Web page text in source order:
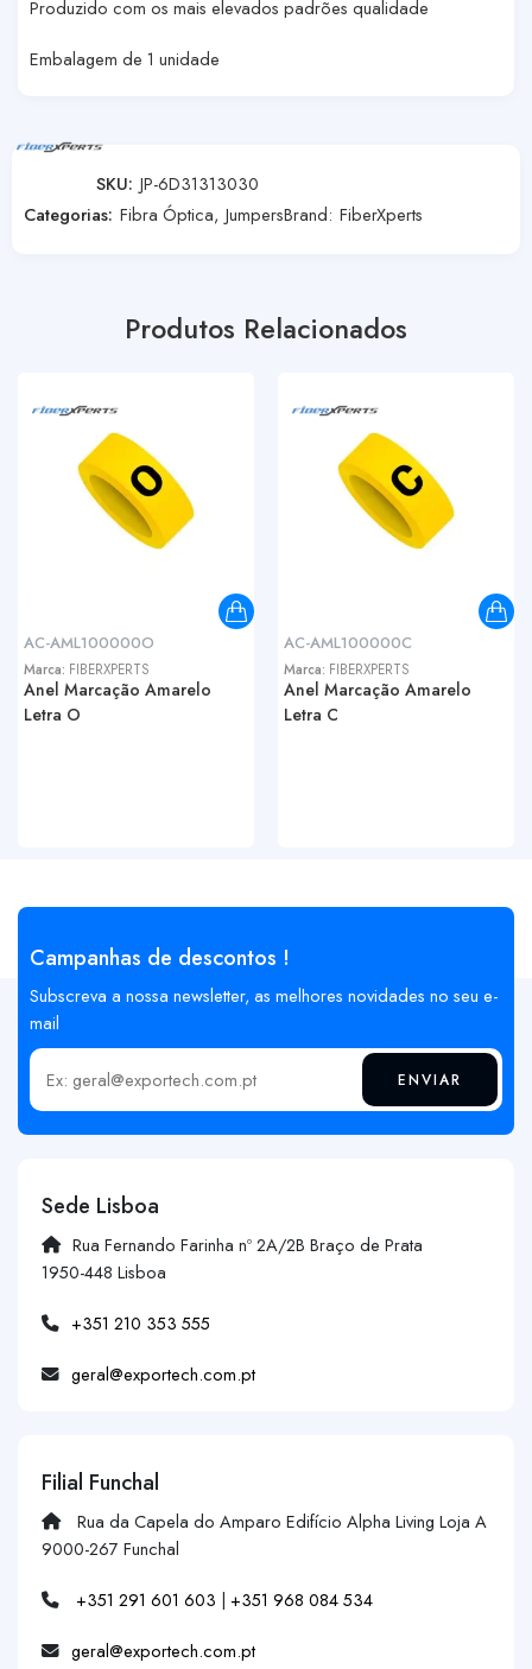
Produzido com os mais elevados padrões qualidade
Embalagem de 1 unidade
SKU: JP-6D31313030
Categorias: Fibra Óptica, JumpersBrand: FiberXperts
Produtos Relacionados
AC-AML100000O
Marca: FIBERXPERTS
Anel Marcação Amarelo
Letra O
AC-AML100000C
Marca: FIBERXPERTS
Anel Marcação Amarelo
Letra C
Campanhas de descontos !
Subscreva a nossa newsletter, as melhores novidades no seu e-
mail
Insira o seu email ENVIAR
Sede Lisboa
Rua Fernando Farinha nº 2A/2B Braço de Prata
1950-448 Lisboa
+351 210 353 555
geral@exportech.com.pt
Filial Funchal
Rua da Capela do Amparo Edifício Alpha Living Loja A
9000-267 Funchal
+351 291 601 603 | +351 968 084 534
geral@exportech.com.pt